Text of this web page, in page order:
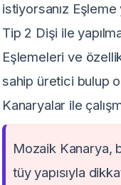
istiyorsanız
Tip 2 Dişi ile
Eşlemeleri ve
sahip üretici bulup
Kanaryalar ile
Mozaik Kanarya,
tüy yapısıyla